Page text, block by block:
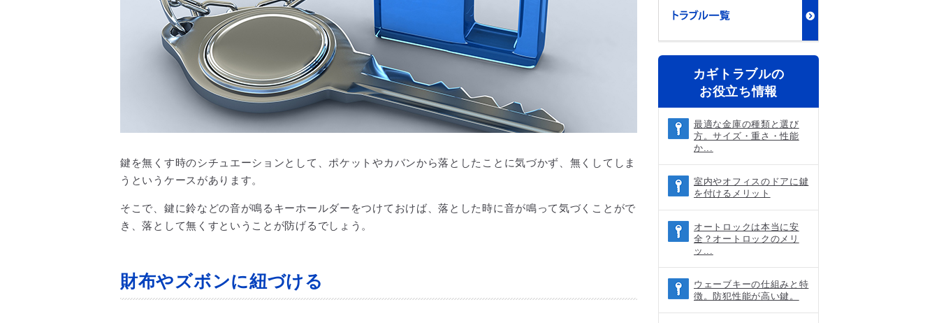
鍵を無くす時のシチュエーションとして、ポケットやカバンから落としたことに気づかず、無くしてしま
うというケースがあります。
そこで、鍵に鈴などの音が鳴るキーホールダーをつけておけば、落とした時に音が鳴って気づくことがで
き、落として無くすということが防げるでしょう。
財布やズボンに紐づける
カギトラブルの
お役立ち情報
最適な金庫の種類と選び
方。サイズ・重さ・性能
か...
室内やオフィスのドアに鍵
を付けるメリット
オートロックは本当に安
全？オートロックのメリ
ッ...
ウェーブキーの仕組みと特
徴。防犯性能が高い鍵。